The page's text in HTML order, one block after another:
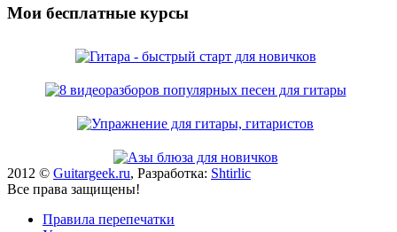
Мои бесплатные курсы
2012 © Guitargeek.ru, Разработка: Shtirlic
Все права защищены!
Правила перепечатки